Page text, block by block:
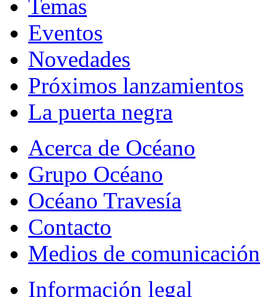
Temas
Eventos
Novedades
Próximos lanzamientos
La puerta negra
Acerca de Océano
Grupo Océano
Océano Travesía
Contacto
Medios de comunicación
Información legal